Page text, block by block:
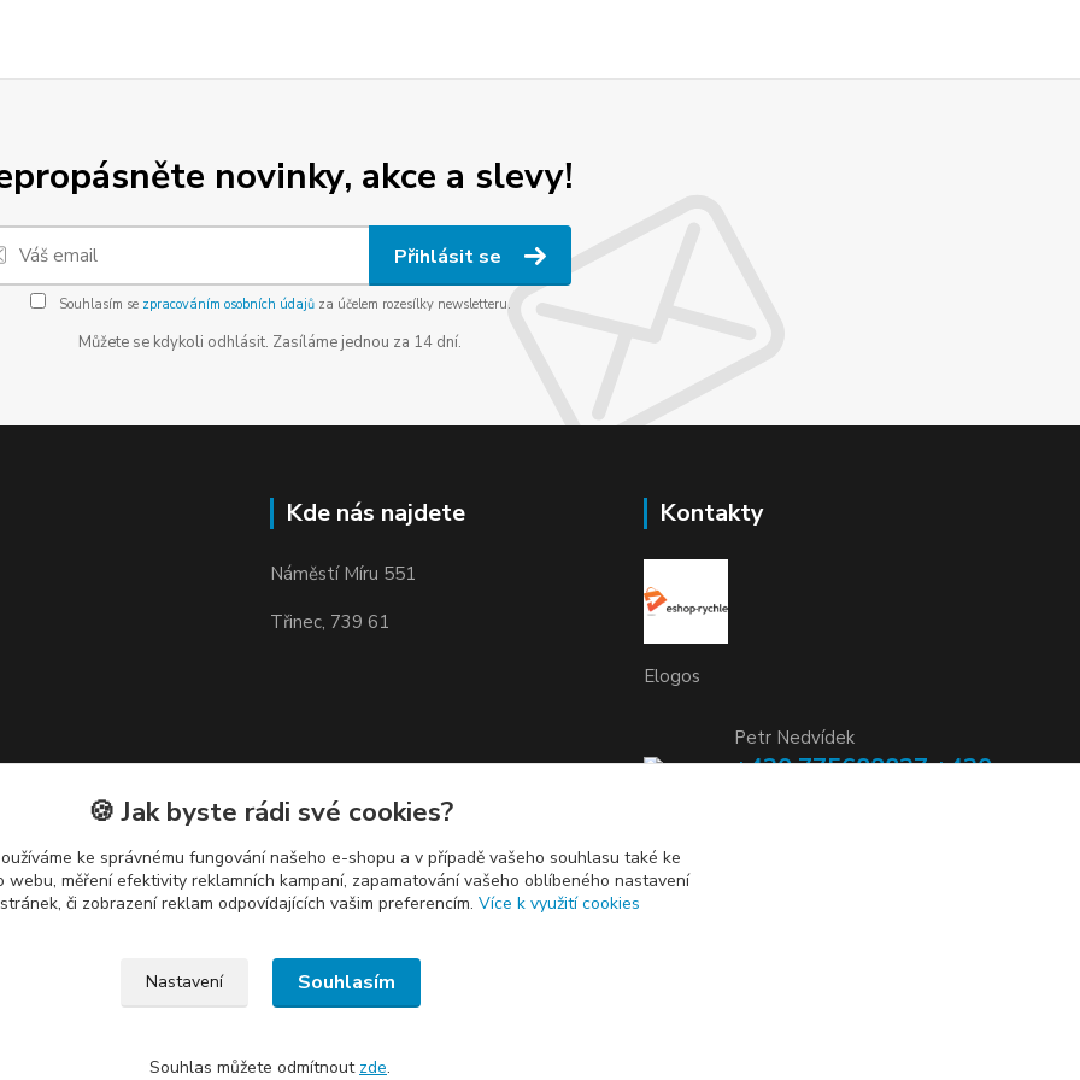
novinky, akce a slevy!
Přihlásit se
Souhlasím se zpracováním osobních údajůza účelem rozesílky newsletteru.
Můžete se kdykoli odhlásit. Zasíláme jednou za 14 dní.
Kde nás najdete
Náměstí Míru 551
Třinec, 739 61
Kontakty
Elogos
Petr Nedvídek
+420 775688827 +420
info@elogos.cz
🍪 Jak byste rádi své cookies?
ke správnému fungování našeho e-shopu a v případě vašeho souhlasu také ke
měření efektivity reklamních kampaní, zapamatování vašeho oblíbeného nastavení
či zobrazení reklam odpovídajících vašim preferencím. Více k využití cookies
Nastavení Souhlasím
Souhlas můžete odmítnout zde.